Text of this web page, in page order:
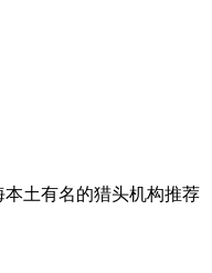
本土有名的猎头机构推荐